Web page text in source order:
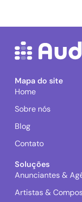
Mapa do site
Home
Sobre nós
Blog
Contato
Soluções
Anunciantes &
Artistas &